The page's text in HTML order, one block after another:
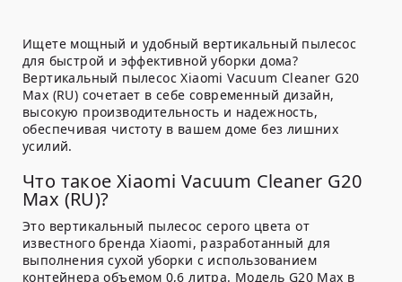
Ищете мощный и удобный вертикальный пылесос
для быстрой и эффективной уборки дома?
Вертикальный пылесос Xiaomi Vacuum Cleaner G20
Max (RU) сочетает в себе современный дизайн,
высокую производительность и надежность,
обеспечивая чистоту в вашем доме без лишних
усилий.
Что такое Xiaomi Vacuum Cleaner G20
Max (RU)?
Это вертикальный пылесос серого цвета от
известного бренда Xiaomi, разработанный для
выполнения сухой уборки с использованием
контейнера объемом 0,6 литра. Модель G20 Max в